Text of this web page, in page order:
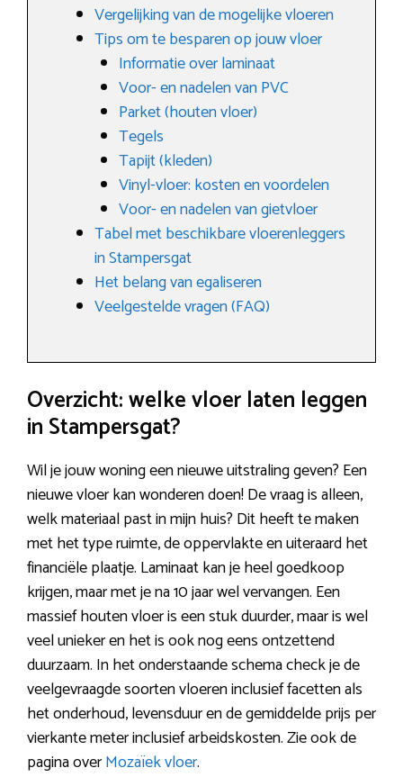
Vergelijking van de mogelijke vloeren
Tips om te besparen op jouw vloer
Informatie over laminaat
Voor- en nadelen van PVC
Parket (houten vloer)
Tegels
Tapijt (kleden)
Vinyl-vloer: kosten en voordelen
Voor- en nadelen van gietvloer
Tabel met beschikbare vloerenleggers
in Stampersgat
Het belang van egaliseren
Veelgestelde vragen (FAQ)
Overzicht: welke vloer laten leggen
in Stampersgat?
Wil je jouw woning een nieuwe uitstraling geven? Een
nieuwe vloer kan wonderen doen! De vraag is alleen,
welk materiaal past in mijn huis? Dit heeft te maken
met het type ruimte, de oppervlakte en uiteraard het
financiële plaatje. Laminaat kan je heel goedkoop
krijgen, maar met je na 10 jaar wel vervangen. Een
massief houten vloer is een stuk duurder, maar is wel
veel unieker en het is ook nog eens ontzettend
duurzaam. In het onderstaande schema check je de
veelgevraagde soorten vloeren inclusief facetten als
het onderhoud, levensduur en de gemiddelde prijs per
vierkante meter inclusief arbeidskosten. Zie ook de
pagina overMozaïek vloer.